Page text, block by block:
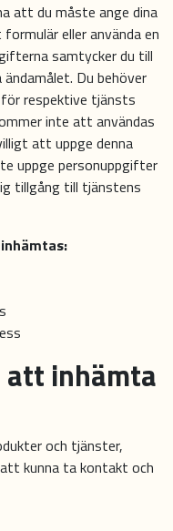
att du måste ange dina
eller använda en
samtycker du till
Du behöver
respektive tjänsts
inte att användas
att uppge denna
uppge personuppgifter
tillgång till tjänstens
att inhämta
och tjänster,
kunna ta kontakt och